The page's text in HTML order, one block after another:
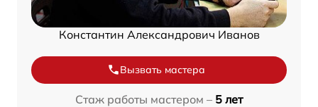
Константин Александрович Иванов
Вызвать мастера
Стаж работы мастером – 5 лет